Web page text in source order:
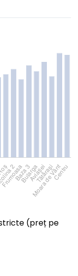
(preț pe